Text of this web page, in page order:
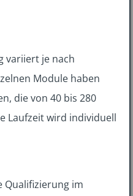
variiert je nach
Module haben
die von 40 bis 280
Laufzeit wird individuell
Qualifizierung im